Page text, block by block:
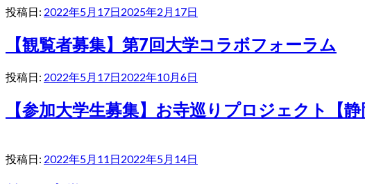
投稿日: 2022年5月17日2025年2月17日
【観覧者募集】第7回大学コラボフォーラム
投稿日: 2022年5月17日2022年10月6日
【参加大学生募集】お寺巡りプロジェクト【静
投稿日: 2022年5月11日2022年5月14日